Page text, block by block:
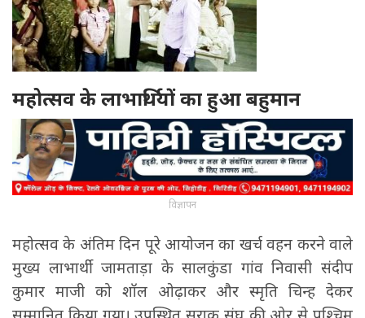
महोत्सव के लाभार्थियों का हुआ बहुमान
विज्ञापन
महोत्सव के अंतिम दिन पूरे आयोजन का खर्च वहन करने वाले
मुख्य लाभार्थी जामताड़ा के सालकुंडा गांव निवासी संदीप
कुमार माजी को शॉल ओढ़ाकर और स्मृति चिन्ह देकर